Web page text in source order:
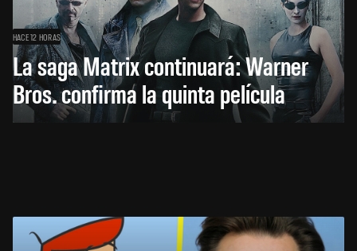
HACE 12 HORAS
La saga Matrix continuará: Warner
Bros. confirma la quinta película